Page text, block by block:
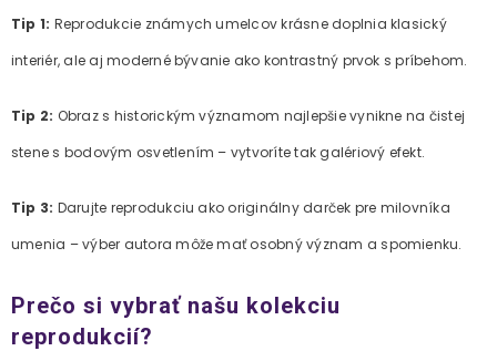
Tip 1: Reprodukcie známych umelcov krásne doplnia klasický
interiér, ale aj moderné bývanie ako kontrastný prvok s príbehom.
Tip 2: Obraz s historickým významom najlepšie vynikne na čistej
stene s bodovým osvetlením – vytvoríte tak galériový efekt.
Tip 3: Darujte reprodukciu ako originálny darček pre milovníka
umenia – výber autora môže mať osobný význam a spomienku.
Prečo si vybrať našu kolekciu
reprodukcií?